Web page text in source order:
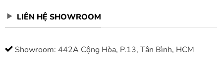
LIÊN HỆ SHOWROOM
Showroom: 442A Cộng Hòa, P.13, Tân Bình, HCM